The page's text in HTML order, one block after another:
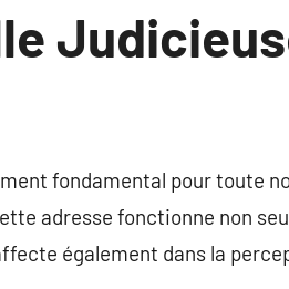
fondamental pour toute
adresse fonctionne non
également dans la